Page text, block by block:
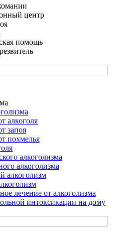
центр
помощь
алкоголя
запоя
похмелья
алкоголизма
алкоголизма
алкоголизм
лечение от алкоголизма
интоксикации на дому